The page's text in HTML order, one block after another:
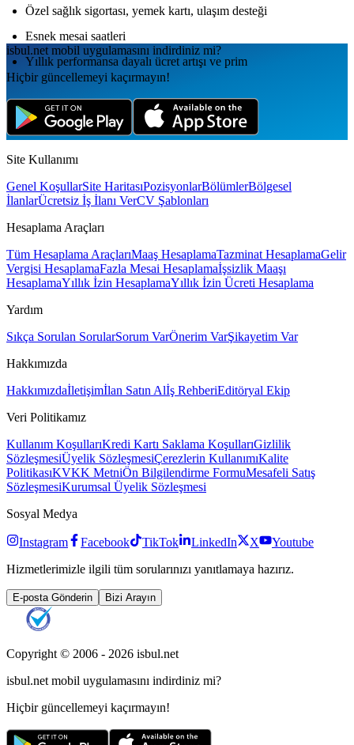
Özel sağlık sigortası, yemek kartı, ulaşım desteği
Esnek mesai saatleri
Yıllık performansa dayalı ücret artışı ve prim
isbul.net mobil uygulamаsını indirdiniz mi?
Hiçbir güncellemeyi kaçırmayın!
Site Kullanımı
Genel KoşullarSite HaritasıPozisyonlarBölümlerBölgesel
İlanlarÜcretsiz İş İlanı VerCV Şablonları
Hesaplama Araçları
Tüm Hesaplama AraçlarıMaaş HesaplamaTazminat HesaplamaGelir
Vergisi HesaplamaFazla Mesai Hesaplamaİşsizlik Maaşı
HesaplamaYıllık İzin HesaplamaYıllık İzin Ücreti Hesaplama
Yardım
Sıkça Sorulan SorularSorum VarÖnerim VarŞikayetim Var
Hakkımızda
Hakkımızdaİletişimİlan Satın Alİş RehberiEditöryal Ekip
Veri Politikamız
Kullanım KoşullarıKredi Kartı Saklama KoşullarıGizlilik
SözleşmesiÜyelik SözleşmesiÇerezlerin KullanımıKalite
PolitikasıKVKK MetniÖn Bilgilendirme FormuMesafeli Satış
SözleşmesiKurumsal Üyelik Sözleşmesi
Sosyal Medya
Instagram Facebook TikTok LinkedIn X
Youtube
Hizmetlerimizle ilgili tüm sorularınızı yanıtlamaya hazırız.
E-posta Gönderin Bizi Arayın
Copyright © 2006 - 2026 isbul.net
isbul.net mobil uygulamasını indirdiniz mi?
Hiçbir güncellemeyi kaçırmayın!